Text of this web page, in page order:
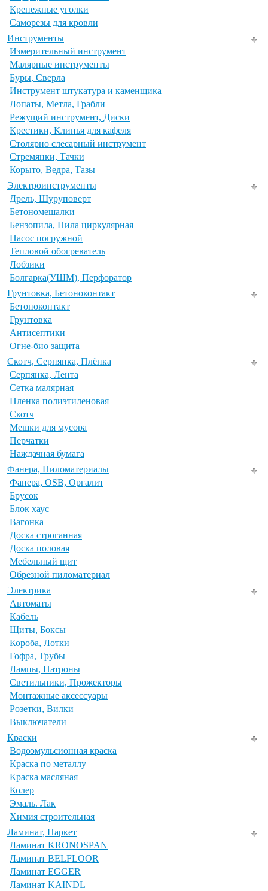
Крепежные уголки
Саморезы для кровли
Инструменты
Измерительный инструмент
Малярные инструменты
Буры, Сверла
Инструмент штукатура и каменщика
Лопаты, Метла, Грабли
Режущий инструмент, Диски
Крестики, Клинья для кафеля
Столярно слесарный инструмент
Стремянки, Тачки
Корыто, Ведра, Тазы
Электроинструменты
Дрель, Шуруповерт
Бетономешалки
Бензопила, Пила циркулярная
Насос погружной
Тепловой обогреватель
Лобзики
Болгарка(УШМ), Перфоратор
Грунтовка, Бетоноконтакт
Бетоноконтакт
Грунтовка
Антисептики
Огне-био защита
Скотч, Серпянка, Плёнка
Серпянка, Лента
Сетка малярная
Пленка полиэтиленовая
Скотч
Мешки для мусора
Перчатки
Наждачная бумага
Фанера, Пиломатериалы
Фанера, OSB, Оргалит
Брусок
Блок хаус
Вагонка
Доска строганная
Доска половая
Мебельный щит
Обрезной пиломатериал
Электрика
Автоматы
Кабель
Щиты, Боксы
Короба, Лотки
Гофра, Трубы
Лампы, Патроны
Светильники, Прожекторы
Монтажные аксессуары
Розетки, Вилки
Выключатели
Краски
Водоэмульсионная краска
Краска по металлу
Краска масляная
Колер
Эмаль. Лак
Химия строительная
Ламинат, Паркет
Ламинат KRONOSPAN
Ламинат BELFLOOR
Ламинат EGGER
Ламинат KAINDL